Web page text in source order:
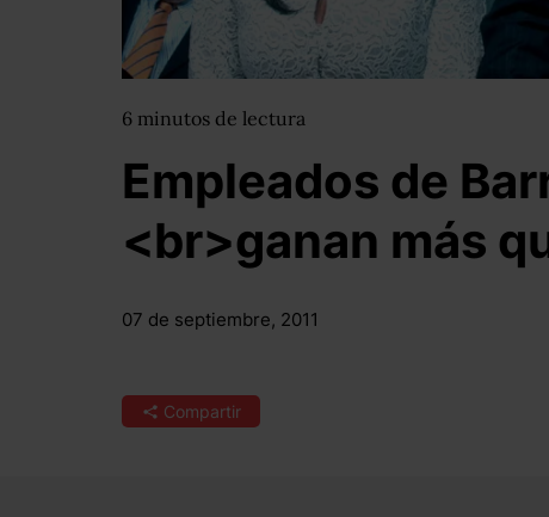
6 minutos de lectura
Empleados de
<br>ganan más
07 de septiembre, 2011
Compartir